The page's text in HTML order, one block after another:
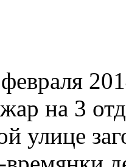
на 3
улице